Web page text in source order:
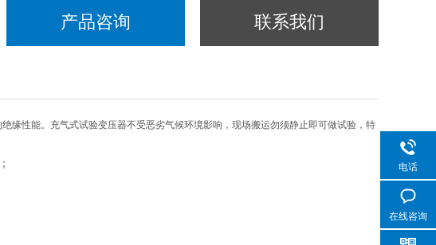
产品咨询 联系我们
缘性能。充气式试验变压器不受恶劣气候环境影响，现场搬运勿须静止即可做试验，特
电话
在线咨询